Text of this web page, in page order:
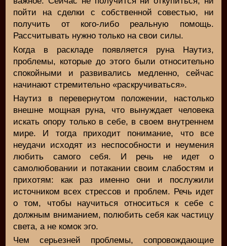
пойти на сделки с собственной совестью, ни
получить от кого-либо реальную помощь.
Рассчитывать нужно только на свои силы.
Когда в раскладе появляется руна Наутиз,
проблемы, которые до этого были относительно
спокойными и развивались медленно, сейчас
начинают стремительно «раскручиваться».
Наутиз в перевернутом положении, настолько
внешне мощная руна, что вынуждает человека
искать опору только в себе, в своем внутреннем
мире. И тогда приходит понимание, что все
неудачи исходят из неспособности и неумения
любить самого себя. И речь не идет о
самолюбовании и потакании своим слабостям и
прихотям: как раз именно они и послужили
источником всех стрессов и проблем. Речь идет
о том, чтобы научиться относиться к себе с
должным вниманием, полюбить себя как частицу
света, а не комок эго.
Чем серьезней проблемы, сопровождающие